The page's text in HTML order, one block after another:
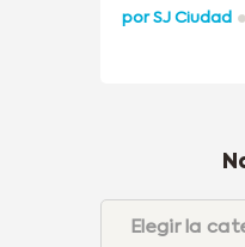
porSJ Ciudad